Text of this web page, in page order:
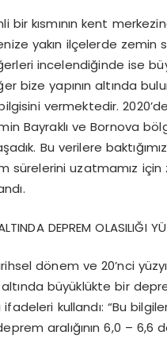
bir kısmının kent
yakın ilçelerde zemin
incelendiğinde ise
bize yapının altında
vermektedir.
Bayraklı ve Bornova
Bu verilere
sürelerini uzatmamız
DEPREM OLASILIĞI
dönem ve 20’nci
büyüklükte bir
kullandı: “Bu
aralığının 6,0 – 6,6